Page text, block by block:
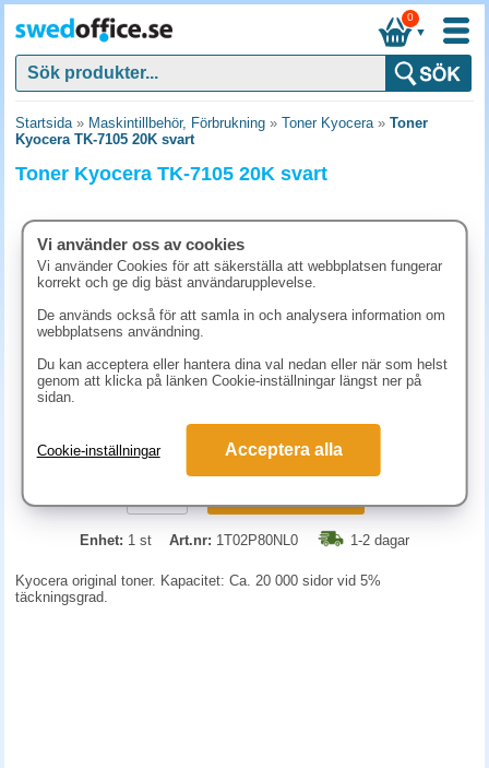
▼
0
Startsida» Maskintillbehör, Förbrukning » Toner Kyocera» Toner
Kyocera TK-7105 20K svart
Toner Kyocera TK-7105 20K svart
1382.50 kr (inkl. moms)
Enhet: 1 st Art.nr: 1T02P80NL0 1-2 dagar
Kyocera original toner. Kapacitet: Ca. 20 000 sidor vid 5%
täckningsgrad.
Vi använder oss av cookies
Vi använder Cookies för att säkerställa att webbplatsen fungerar
korrekt och ge dig bäst användarupplevelse.
De används också för att samla in och analysera information om
webbplatsens användning.
Du kan acceptera eller hantera dina val nedan eller när som helst
genom att klicka på länken Cookie-inställningar längst ner på
sidan.
Cookie-inställningar Acceptera alla